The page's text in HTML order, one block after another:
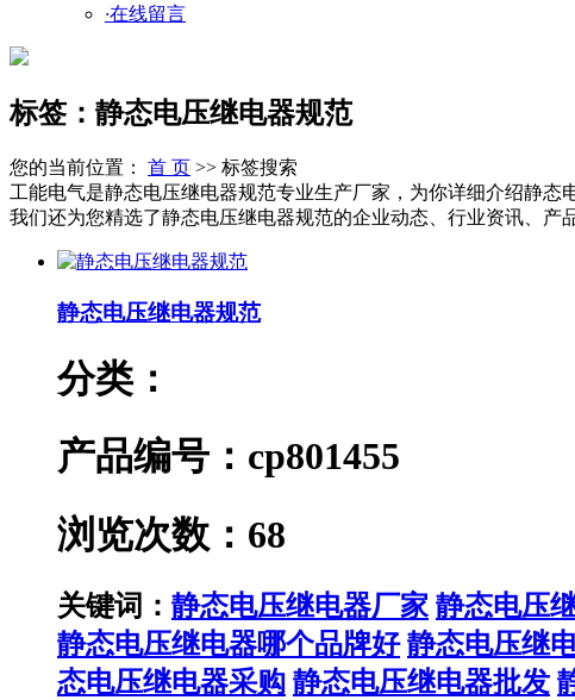
·在线留言
标签：静态电压继电器规范
您的当前位置： 首 页 >> 标签搜索
工能电气是静态电压继电器规范专业生产厂家，为你详细介绍静
我们还为您精选了静态电压继电器规范的企业动态、行业资讯、产
静态电压继电器规范
分类：
产品编号：cp801455
浏览次数：68
关键词： 静态电压继电器厂家 静态电压
静态电压继电器哪个品牌好 静态电压继
态电压继电器采购 静态电压继电器批发